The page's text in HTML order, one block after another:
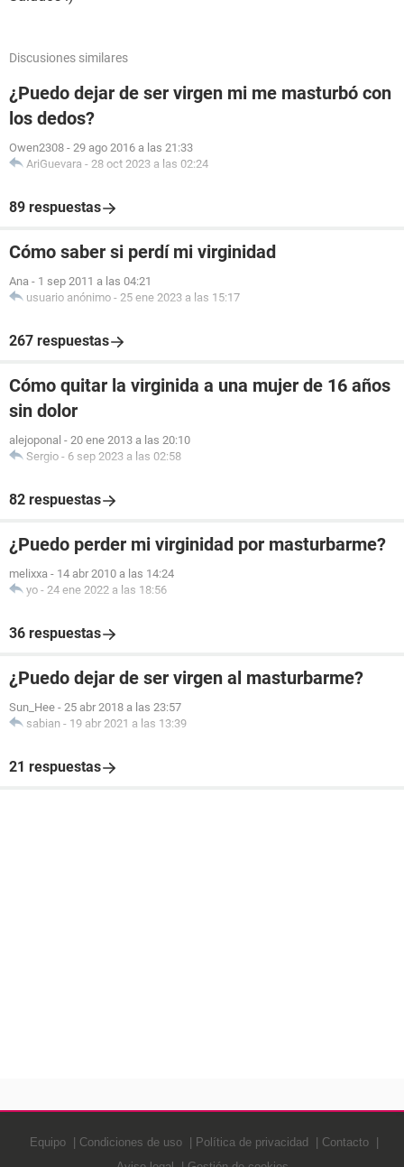
Discusiones similares
¿Puedo dejar de ser virgen mi me masturbó con
los dedos?
Owen2308 - 29 ago 2016 a las 21:33
AriGuevara - 28 oct 2023 a las 02:24
89 respuestas
Cómo saber si perdí mi virginidad
Ana - 1 sep 2011 a las 04:21
usuario anónimo - 25 ene 2023 a las 15:17
267 respuestas
Cómo quitar la virginida a una mujer de 16 años
sin dolor
alejoponal - 20 ene 2013 a las 20:10
Sergio - 6 sep 2023 a las 02:58
82 respuestas
¿Puedo perder mi virginidad por masturbarme?
melixxa - 14 abr 2010 a las 14:24
yo - 24 ene 2022 a las 18:56
36 respuestas
¿Puedo dejar de ser virgen al masturbarme?
Sun_Hee - 25 abr 2018 a las 23:57
sabian - 19 abr 2021 a las 13:39
21 respuestas
Equipo Condiciones de uso Política de privacidad
Contacto